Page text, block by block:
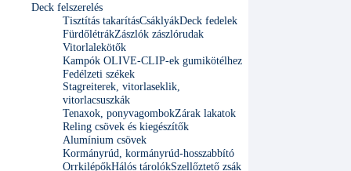
Deck felszerelés
Tisztítás takarításCsáklyákDeck fedelek
FürdőlétrákZászlók zászlórudak
Vitorlalekötők
Kampók OLIVE-CLIP-ek gumikötélhez
Fedélzeti székek
Stagreiterek, vitorlaseklik,
vitorlacsuszkák
Tenaxok, ponyvagombokZárak lakatok
Reling csövek és kiegészítők
Alumínium csövek
Kormányrúd, kormányrúd-hosszabbító
OrrkilépőkHálós tárolókSzellőztető zsák